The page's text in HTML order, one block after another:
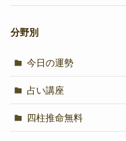
分野別
今日の運勢
占い講座
四柱推命無料